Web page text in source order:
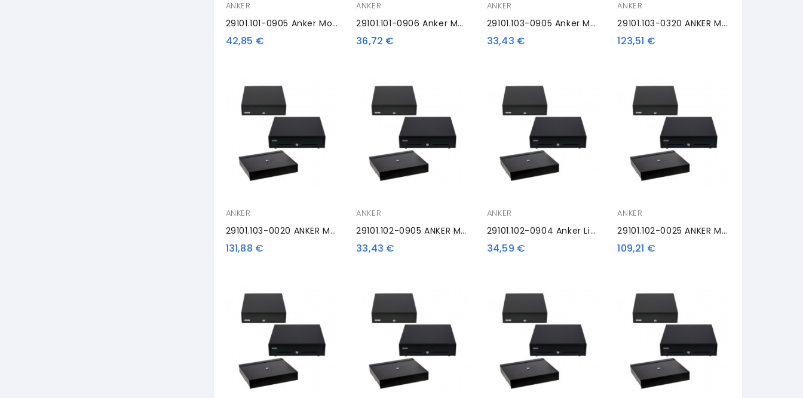
ANKER
29101.101-0905 Anker Mounting Frame Set
42,85 €
ANKER
29101.101-0906 Anker Mounting Frame Set
36,72 €
ANKER
29101.103-0905 Anker Mounting Frame Set
33,43 €
ANKER
29101.103-0320 ANKER MDX18, Antracite
123,51 €
ANKER
29101.103-0020 ANKER MDX18, Kit, Antracite
131,88 €
ANKER
29101.102-0905 ANKER MDX16 Mounting Frame Set
33,43 €
ANKER
29101.102-0904 Anker Lid, Identical Locks
34,59 €
ANKER
29101.102-0025 ANKER MDX16, Kit, Antracite
109,21 €